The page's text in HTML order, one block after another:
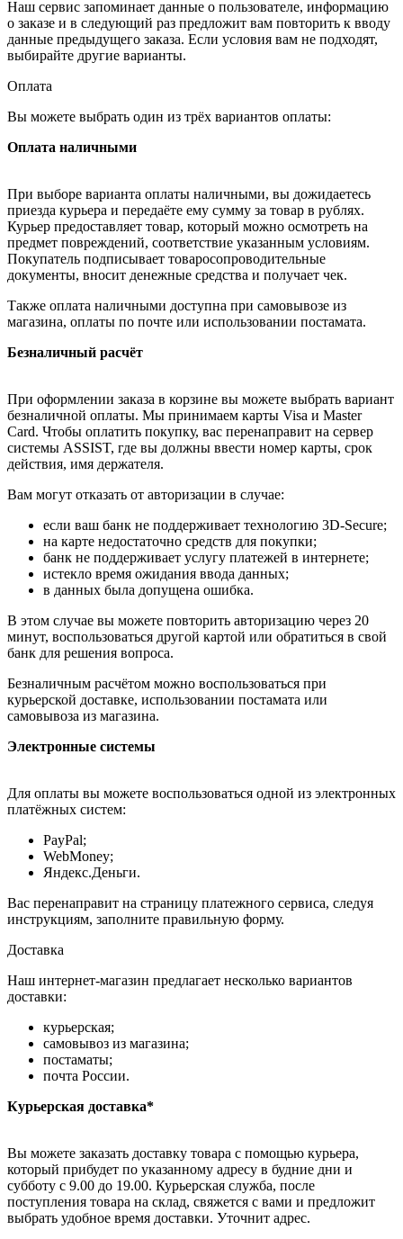
Наш сервис запоминает данные о пользователе, информацию
о заказе и в следующий раз предложит вам повторить к вводу
данные предыдущего заказа. Если условия вам не подходят,
выбирайте другие варианты.
Оплата
Вы можете выбрать один из трёх вариантов оплаты:
Оплата наличными
При выборе варианта оплаты наличными, вы дожидаетесь
приезда курьера и передаёте ему сумму за товар в рублях.
Курьер предоставляет товар, который можно осмотреть на
предмет повреждений, соответствие указанным условиям.
Покупатель подписывает товаросопроводительные
документы, вносит денежные средства и получает чек.
Также оплата наличными доступна при самовывозе из
магазина, оплаты по почте или использовании постамата.
Безналичный расчёт
При оформлении заказа в корзине вы можете выбрать вариант
безналичной оплаты. Мы принимаем карты Visa и Master
Card. Чтобы оплатить покупку, вас перенаправит на сервер
системы ASSIST, где вы должны ввести номер карты, срок
действия, имя держателя.
Вам могут отказать от авторизации в случае:
если ваш банк не поддерживает технологию 3D-Secure;
на карте недостаточно средств для покупки;
банк не поддерживает услугу платежей в интернете;
истекло время ожидания ввода данных;
в данных была допущена ошибка.
В этом случае вы можете повторить авторизацию через 20
минут, воспользоваться другой картой или обратиться в свой
банк для решения вопроса.
Безналичным расчётом можно воспользоваться при
курьерской доставке, использовании постамата или
самовывоза из магазина.
Электронные системы
Для оплаты вы можете воспользоваться одной из электронных
платёжных систем:
PayPal;
WebMoney;
Яндекс.Деньги.
Вас перенаправит на страницу платежного сервиса, следуя
инструкциям, заполните правильную форму.
Доставка
Наш интернет-магазин предлагает несколько вариантов
доставки:
курьерская;
самовывоз из магазина;
постаматы;
почта России.
Курьерская доставка*
Вы можете заказать доставку товара с помощью курьера,
который прибудет по указанному адресу в будние дни и
субботу с 9.00 до 19.00. Курьерская служба, после
поступления товара на склад, свяжется с вами и предложит
выбрать удобное время доставки. Уточнит адрес.